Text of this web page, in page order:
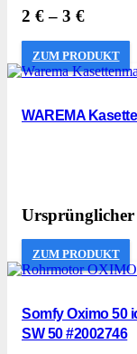
2 €– 3 €
ZUM PRODUKT
WAREMA
ZUM PRODUKT
Somfy Oximo 50
SW 50 #2002746